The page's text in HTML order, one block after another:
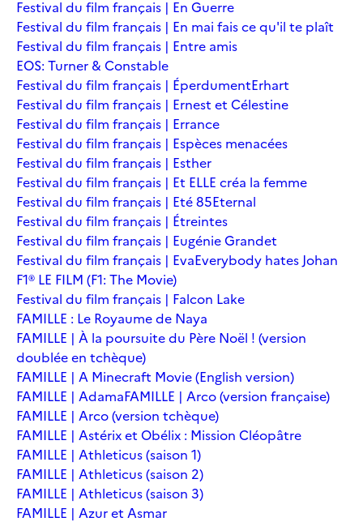
Festival du film français | En Guerre
Festival du film français | En mai fais ce qu'il te plaît
Festival du film français | Entre amis
EOS: Turner & Constable
Festival du film français | ÉperdumentErhart
Festival du film français | Ernest et Célestine
Festival du film français | Errance
Festival du film français | Espèces menacées
Festival du film français | Esther
Festival du film français | Et ELLE créa la femme
Festival du film français | Eté 85Eternal
Festival du film français | Étreintes
Festival du film français | Eugénie Grandet
Festival du film français | EvaEverybody hates Johan
F1® LE FILM (F1: The Movie)
Festival du film français | Falcon Lake
FAMILLE : Le Royaume de Naya
FAMILLE | À la poursuite du Père Noël ! (version
doublée en tchèque)
FAMILLE | A Minecraft Movie (English version)
FAMILLE | AdamaFAMILLE | Arco (version française)
FAMILLE | Arco (version tchèque)
FAMILLE | Astérix et Obélix : Mission Cléopâtre
FAMILLE | Athleticus (saison 1)
FAMILLE | Athleticus (saison 2)
FAMILLE | Athleticus (saison 3)
FAMILLE | Azur et Asmar